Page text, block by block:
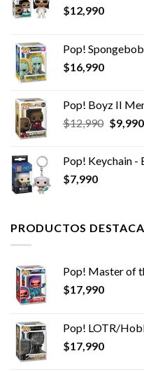
$12,990
Pop!
$16,990
Pop! Boyz II
$12,990 El
era:
$9,990
Pop! Keychain -
$7,990
PRODUCTOS
Pop! Master of
$17,990
Pop! LOTR/
$17,990